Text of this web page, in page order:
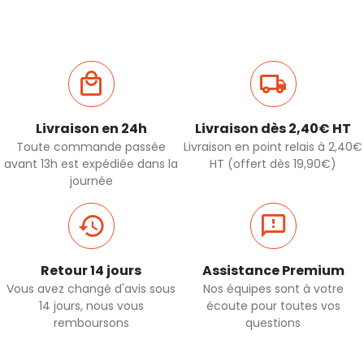
Livraison en 24h
Toute commande passée
avant 13h est expédiée dans la
journée
Livraison dès 2,40€ HT
Livraison en point relais à 2,40€
HT (offert dès 19,90€)
Retour 14 jours
Vous avez changé d'avis sous
14 jours, nous vous
remboursons
Assistance Premium
Nos équipes sont à votre
écoute pour toutes vos
questions